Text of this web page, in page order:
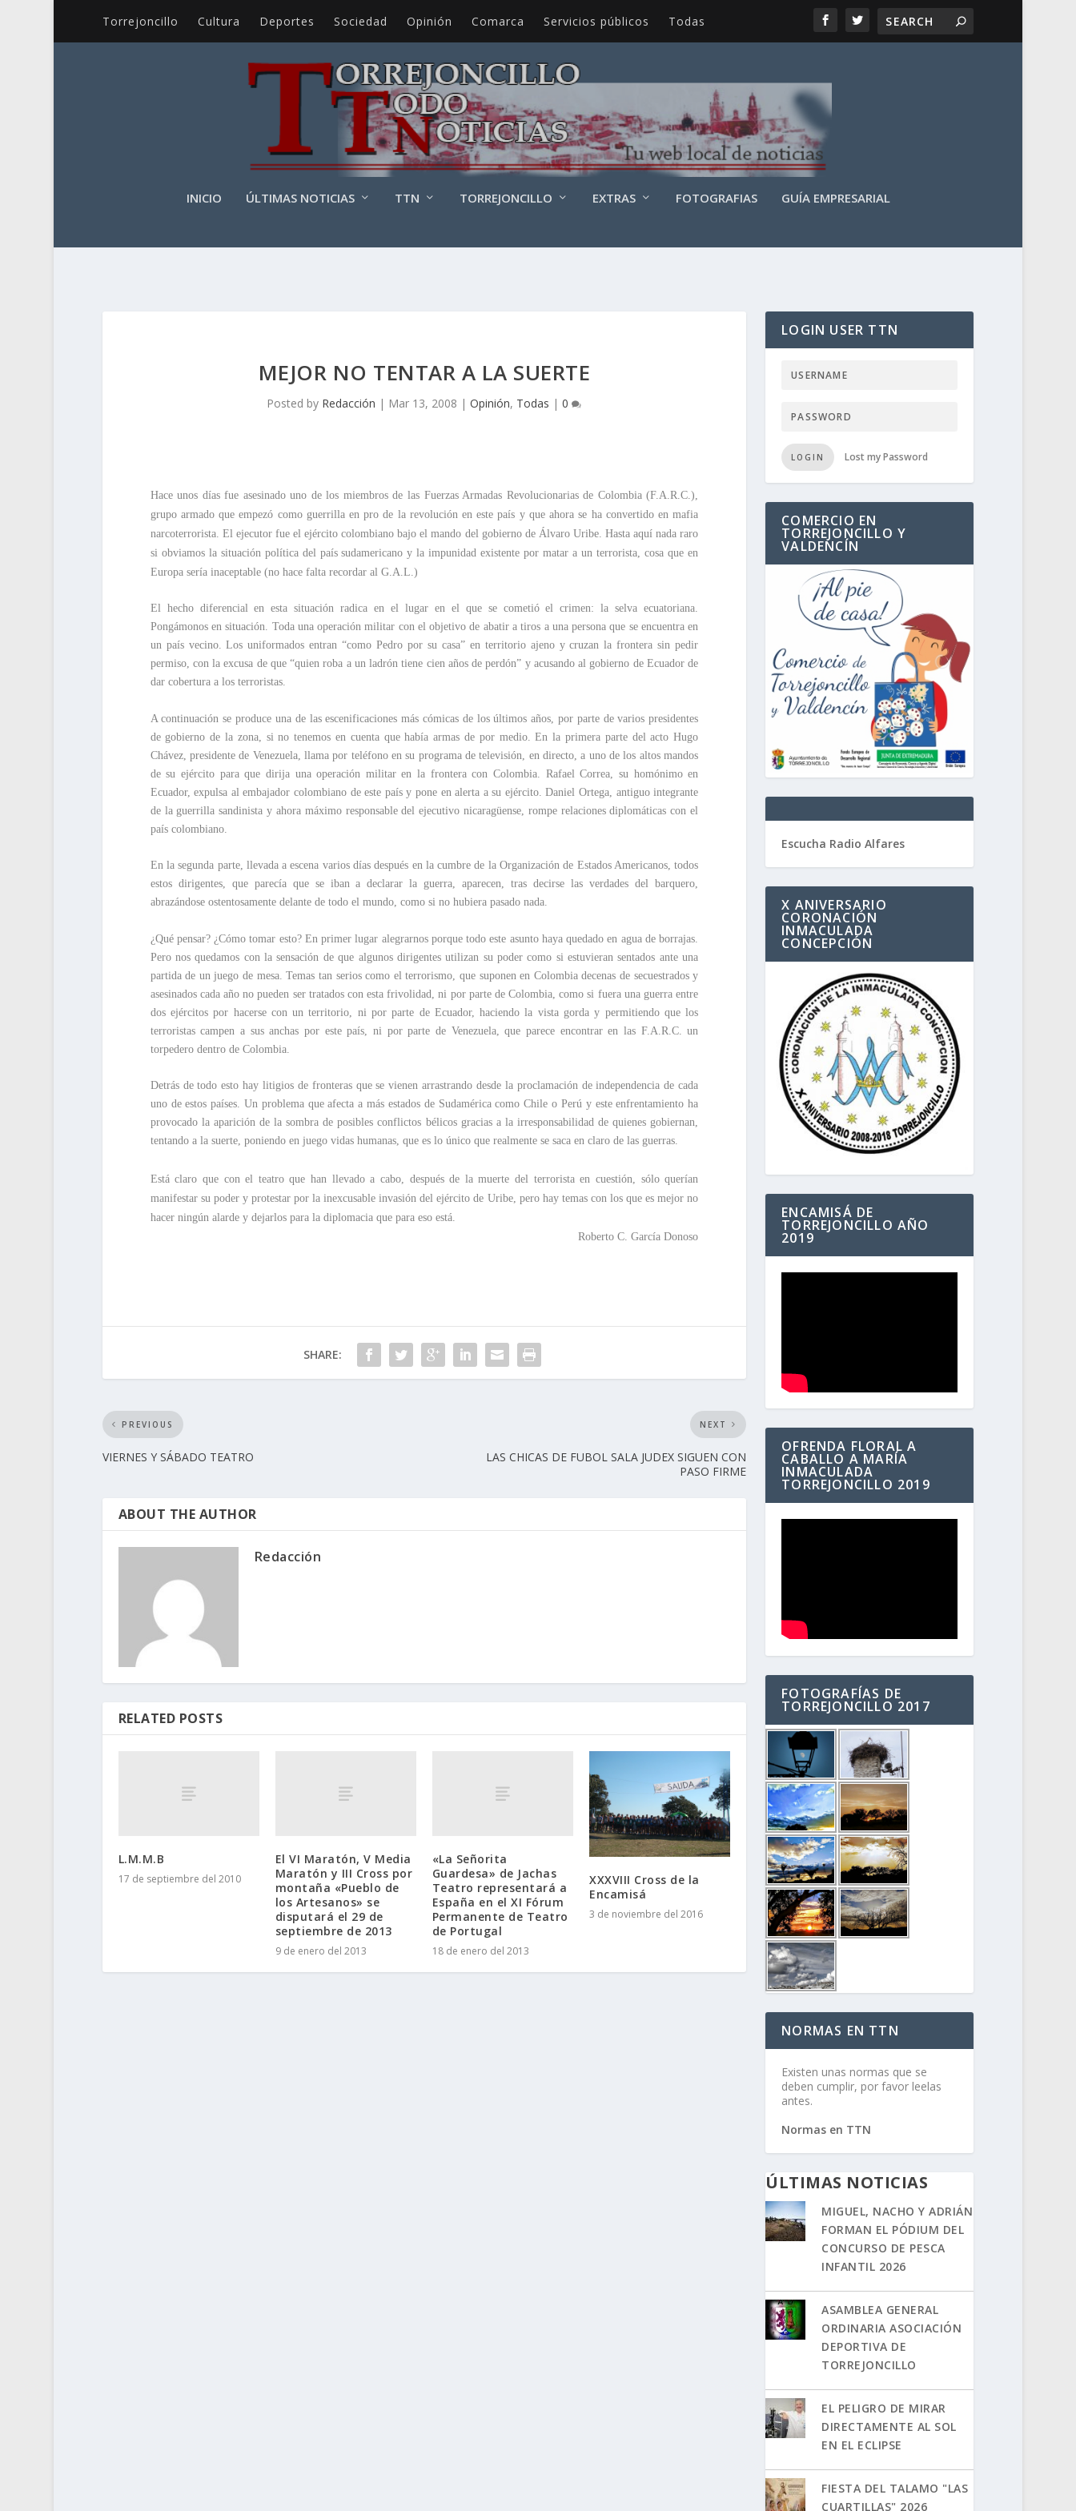
Torrejoncillo Cultura Deportes Sociedad Opinión Comarca Servicios públicos Todas
INICIO ÚLTIMAS NOTICIAS TTN TORREJONCILLO EXTRAS FOTOGRAFIAS GUÍA EMPRESARIAL
MEJOR NO TENTAR A LA SUERTE
Posted by Redacción | Mar 13, 2008 |Opinión, Todas |0
Hace unos días fue asesinado uno de los miembros de las Fuerzas Armadas Revolucionarias de Colombia (F.A.R.C.),
grupo armado que empezó como guerrilla en pro de la revolución en este país y que ahora se ha convertido en mafia
narcoterrorista. El ejecutor fue el ejército colombiano bajo el mando del gobierno de Álvaro Uribe. Hasta aquí nada raro
si obviamos la situación política del país sudamericano y la impunidad existente por matar a un terrorista, cosa que en
Europa sería inaceptable (no hace falta recordar al G.A.L.)
El hecho diferencial en esta situación radica en el lugar en el que se cometió el crimen: la selva ecuatoriana.
Pongámonos en situación. Toda una operación militar con el objetivo de abatir a tiros a una persona que se encuentra en
un país vecino. Los uniformados entran “como Pedro por su casa” en territorio ajeno y cruzan la frontera sin pedir
permiso, con la excusa de que “quien roba a un ladrón tiene cien años de perdón” y acusando al gobierno de Ecuador de
dar cobertura a los terroristas.
A continuación se produce una de las escenificaciones más cómicas de los últimos años, por parte de varios presidentes
de gobierno de la zona, si no tenemos en cuenta que había armas de por medio. En la primera parte del acto Hugo
Chávez, presidente de Venezuela, llama por teléfono en su programa de televisión, en directo, a uno de los altos mandos
de su ejército para que dirija una operación militar en la frontera con Colombia. Rafael Correa, su homónimo en
Ecuador, expulsa al embajador colombiano de este país y pone en alerta a su ejército. Daniel Ortega, antiguo integrante
de la guerrilla sandinista y ahora máximo responsable del ejecutivo nicaragüense, rompe relaciones diplomáticas con el
país colombiano.
En la segunda parte, llevada a escena varios días después en la cumbre de la Organización de Estados Americanos, todos
estos dirigentes, que parecía que se iban a declarar la guerra, aparecen, tras decirse las verdades del barquero,
abrazándose ostentosamente delante de todo el mundo, como si no hubiera pasado nada.
¿Qué pensar? ¿Cómo tomar esto? En primer lugar alegrarnos porque todo este asunto haya quedado en agua de borrajas.
Pero nos quedamos con la sensación de que algunos dirigentes utilizan su poder como si estuvieran sentados ante una
partida de un juego de mesa. Temas tan serios como el terrorismo, que suponen en Colombia decenas de secuestrados y
asesinados cada año no pueden ser tratados con esta frivolidad, ni por parte de Colombia, como si fuera una guerra entre
dos ejércitos por hacerse con un territorio, ni por parte de Ecuador, haciendo la vista gorda y permitiendo que los
terroristas campen a sus anchas por este país, ni por parte de Venezuela, que parece encontrar en las F.A.R.C. un
torpedero dentro de Colombia.
Detrás de todo esto hay litigios de fronteras que se vienen arrastrando desde la proclamación de independencia de cada
uno de estos países. Un problema que afecta a más estados de Sudamérica como Chile o Perú y este enfrentamiento ha
provocado la aparición de la sombra de posibles conflictos bélicos gracias a la irresponsabilidad de quienes gobiernan,
tentando a la suerte, poniendo en juego vidas humanas, que es lo único que realmente se saca en claro de las guerras.
Está claro que con el teatro que han llevado a cabo, después de la muerte del terrorista en cuestión, sólo querían
manifestar su poder y protestar por la inexcusable invasión del ejército de Uribe, pero hay temas con los que es mejor no
hacer ningún alarde y dejarlos para la diplomacia que para eso está.
Roberto C. García Donoso
SHARE:
PREVIOUS
VIERNES Y SÁBADO TEATRO
NEXT
LAS CHICAS DE FUBOL SALA JUDEX SIGUEN CON
PASO FIRME
ABOUT THE AUTHOR
Redacción
RELATED POSTS
L.M.M.B
17 de septiembre del 2010
El VI Maratón, V Media
Maratón y III Cross por
montaña «Pueblo de
los Artesanos» se
disputará el 29 de
septiembre de 2013
9 de enero del 2013
«La Señorita
Guardesa» de Jachas
Teatro representará a
España en el XI Fórum
Permanente de Teatro
de Portugal
18 de enero del 2013
XXXVIII Cross de la
Encamisá
3 de noviembre del 2016
LOGIN USER TTN
LOGIN Lost my Password
COMERCIO EN
TORREJONCILLO Y
VALDENCÍN
Escucha Radio Alfares
X ANIVERSARIO
CORONACIÓN
INMACULADA
CONCEPCIÓN
ENCAMISÁ DE
TORREJONCILLO AÑO
2019
OFRENDA FLORAL A
CABALLO A MARÍA
INMACULADA
TORREJONCILLO 2019
FOTOGRAFÍAS DE
TORREJONCILLO 2017
NORMAS EN TTN
Existen unas normas que se
deben cumplir, por favor leelas
antes.
Normas en TTN
ÚLTIMAS NOTICIAS
MIGUEL, NACHO Y ADRIÁN
FORMAN EL PÓDIUM DEL
CONCURSO DE PESCA
INFANTIL 2026
ASAMBLEA GENERAL
ORDINARIA ASOCIACIÓN
DEPORTIVA DE
TORREJONCILLO
EL PELIGRO DE MIRAR
DIRECTAMENTE AL SOL
EN EL ECLIPSE
FIESTA DEL TALAMO "LAS
CUARTILLAS" 2026